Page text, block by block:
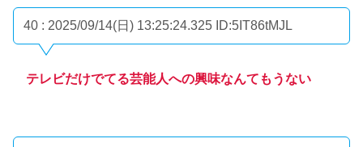
40 : 2025/09/14(日) 13:25:24.325 ID:5IT86tMJL
テレビだけでてる芸能人への興味なんてもうない